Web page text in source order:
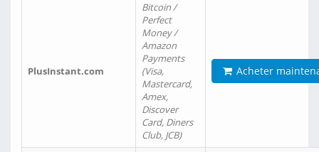
PlusInstant.com
Bitcoin /
Perfect
Money /
Amazon
Payments
(Visa,
Mastercard,
Amex,
Discover
Card, Diners
Club, JCB)
Acheter